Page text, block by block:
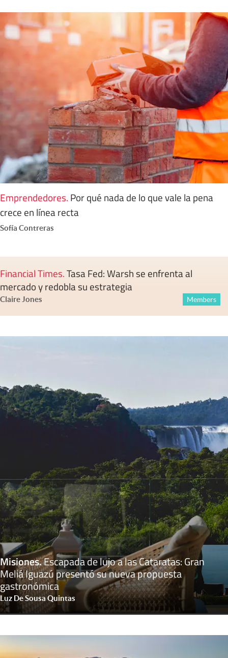
Emprendedores. Por qué nada de lo que vale la pena
crece en línea recta
Sofía Contreras
Financial Times.Tasa Fed: Warsh se enfrenta al
mercado y redobla su estrategia
Claire Jones Members
Misiones.Escapada de lujo a las Cataratas: Gran
Meliá Iguazú presentó su nueva propuesta
gastronómica
Luz De Sousa Quintas